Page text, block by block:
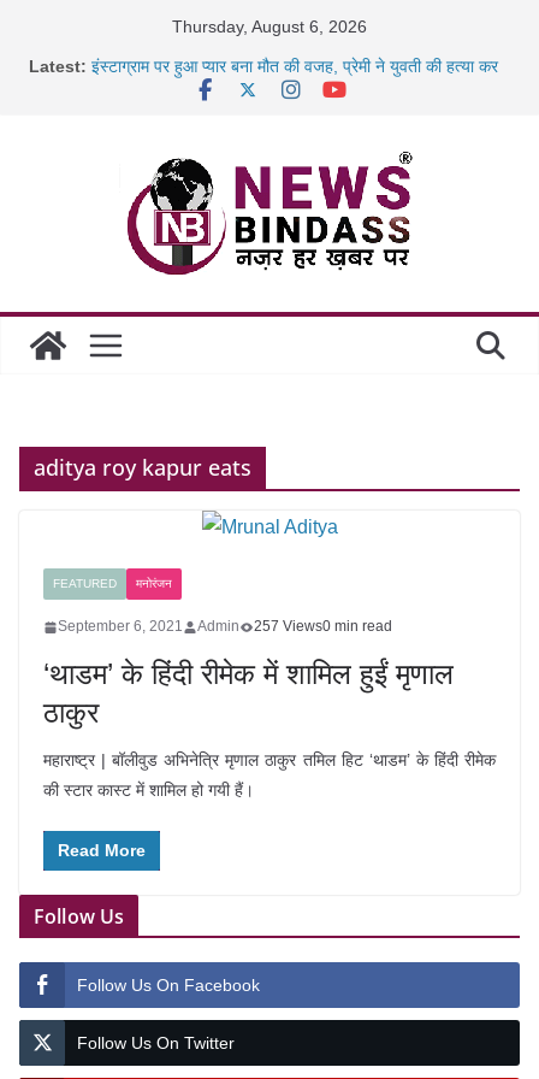
Thursday, August 6, 2026
Latest: इंस्टाग्राम पर हुआ प्यार बना मौत की वजह, प्रेमी ने युवती की हत्या कर
रायपुर स्टेशन पर 500 किलो पनीर की खेप जब्त, अमरकंटक एक्सप्रेस
निराश्रित मवेशियों को मिलेगा आश्रय, प्रदेश में बनेंगे 1460 गौधाम
aditya roy kapur eats
FEATURED मनोरंजन
September 6, 2021 Admin 257 Views0 min read
‘थाडम’ के हिंदी रीमेक में शामिल हुईं मृणाल
ठाकुर
महाराष्ट्र | बॉलीवुड अभिनेत्रि मृणाल ठाकुर तमिल हिट ‘थाडम’ के हिंदी रीमेक
की स्टार कास्ट में शामिल हो गयी हैं।
Read More
Follow Us
Follow Us On Facebook
Follow Us On Twitter